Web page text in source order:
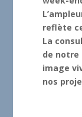
reflète
La
de notre
image
nos